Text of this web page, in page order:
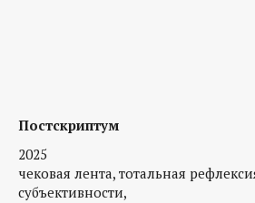
Постскриптум
2025
чековая лента, тотальная
субъективности,